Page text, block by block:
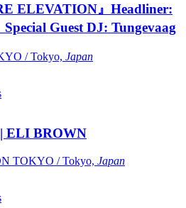
ELEVATION』Headliner:
Guest DJ: Tungevaag
/ Tokyo, Japan
ELI BROWN
TOKYO / Tokyo, Japan